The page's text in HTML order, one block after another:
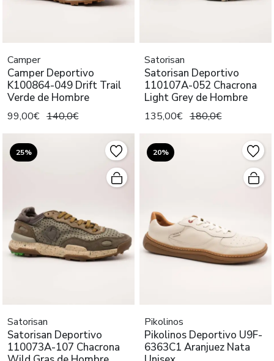
Camper
Camper Deportivo
K100864-049 Drift Trail
Verde de Hombre
99,00€ 140,0€
Satorisan
Satorisan Deportivo
110107A-052 Chacrona
Light Grey de Hombre
135,00€ 180,0€
25%
Satorisan
Satorisan Deportivo
110073A-107 Chacrona
20%
Pikolinos
Pikolinos Deportivo U9F-
6363C1 Aranjuez Nata